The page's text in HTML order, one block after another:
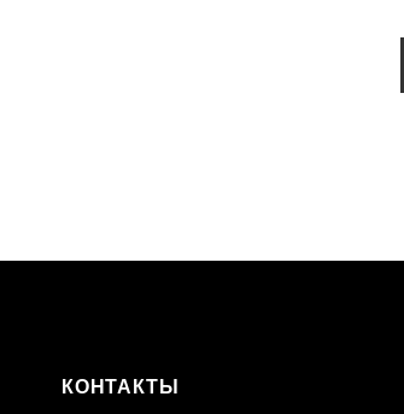
КОНТАКТЫ